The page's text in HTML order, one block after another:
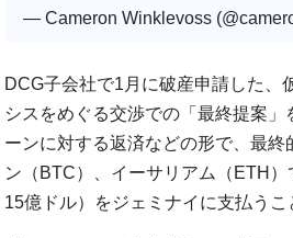
— Cameron Winklevoss
DCG子会社で1月に破産申請した、
シスをめぐる交渉での「最終提案」
ーンに対する返済などの形で、最終
ン（BTC）、イーサリアム（ETH
15億ドル）をジェミナイに支払うこ